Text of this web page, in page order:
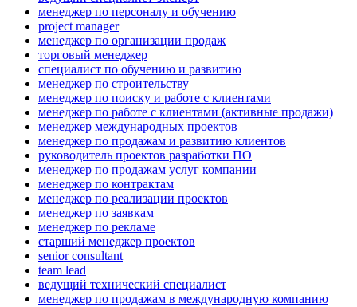
менеджер по персоналу и обучению
project manager
менеджер по организации продаж
торговый менеджер
специалист по обучению и развитию
менеджер по строительству
менеджер по поиску и работе с клиентами
менеджер по работе с клиентами (активные продажи)
менеджер международных проектов
менеджер по продажам и развитию клиентов
руководитель проектов разработки ПО
менеджер по продажам услуг компании
менеджер по контрактам
менеджер по реализации проектов
менеджер по заявкам
менеджер по рекламе
старший менеджер проектов
senior consultant
team lead
ведущий технический специалист
менеджер по продажам в международную компанию